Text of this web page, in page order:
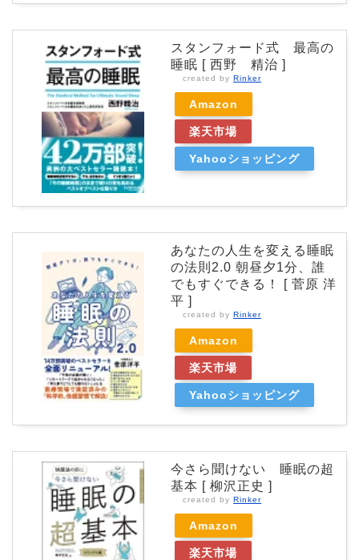
スタンフォード式 最高の
睡眠 [ 西野 精治 ]
created by Rinker
Amazon
楽天市場
Yahooショッピング
あなたの人生を変える睡眠
の法則2.0 朝昼夕1分、誰
でもすぐできる！ [ 菅原 洋
平 ]
created by Rinker
Amazon
楽天市場
Yahooショッピング
今さら聞けない 睡眠の超
基本 [ 柳沢正史 ]
created by Rinker
Amazon
楽天市場